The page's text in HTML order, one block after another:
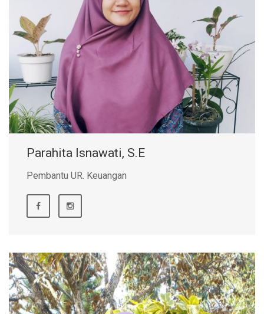
Parahita Isnawati, S.E
Pembantu UR. Keuangan